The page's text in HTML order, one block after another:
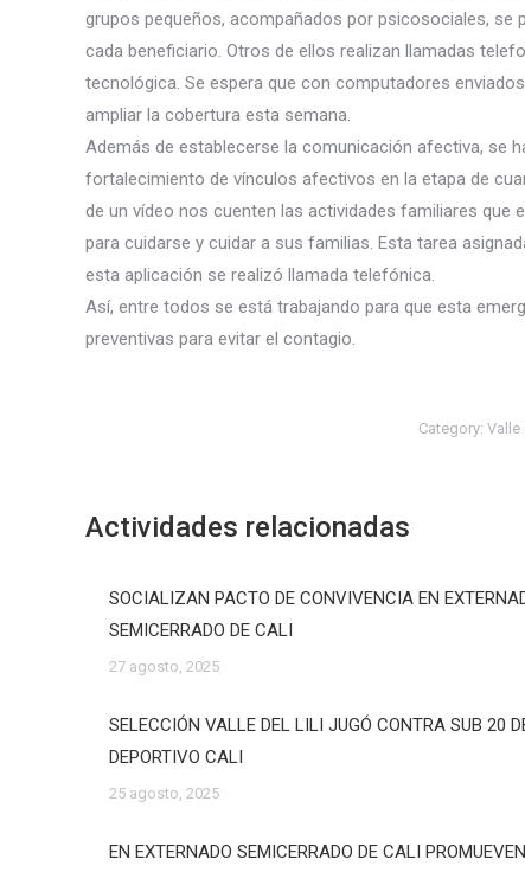
grupos pequeños, acompañados por psicosociales, se
cada beneficiario. Otros de ellos realizan llamadas
tecnológica. Se espera que con computadores
ampliar la cobertura esta semana.
Además de establecerse la comunicación afectiva, se
fortalecimiento de vínculos afectivos en la etapa de
de un vídeo nos cuenten las actividades familiares
para cuidarse y cuidar a sus familias. Esta tarea
esta aplicación se realizó llamada telefónica.
Así, entre todos se está trabajando para que esta
preventivas para evitar el contagio.
Category: Valle
Actividades relacionadas
SOCIALIZAN PACTO DE CONVIVENCIA EN
SEMICERRADO DE CALI
27 agosto, 2025
SELECCIÓN VALLE DEL LILI JUGÓ CONTRA SUB 20
DEPORTIVO CALI
25 agosto, 2025
EN EXTERNADO SEMICERRADO DE CALI PROMUEVEN